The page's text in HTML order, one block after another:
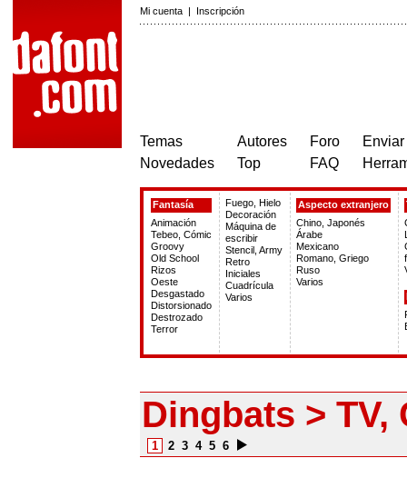
Mi cuenta | Inscripción
Temas
Novedades
Autores
Top
Foro
FAQ
Fantasía
Animación
Tebeo, Cómic
Groovy
Old School
Rizos
Oeste
Desgastado
Distorsionado
Destrozado
Terror
Fuego, Hielo
Decoración
Máquina de
escribir
Stencil, Army
Retro
Iniciales
Cuadrícula
Varios
Aspecto extranjero
Chino, Japonés
Árabe
Mexicano
Romano, Griego
Ruso
Varios
Dingbats > TV,
1 2 3 4 5 6